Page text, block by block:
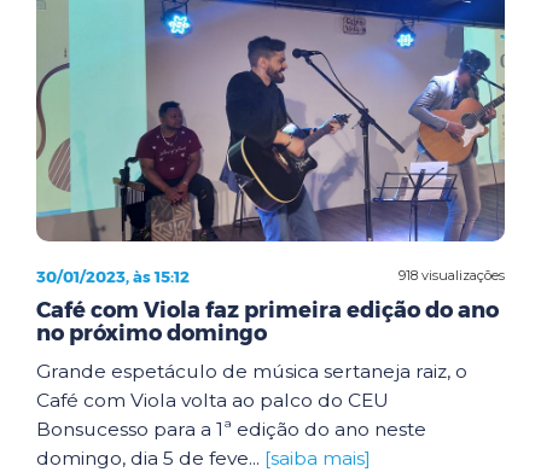
918 visualizações
30/01/2023, às 15:12
Café com Viola faz primeira edição do ano
no próximo domingo
Grande espetáculo de música sertaneja raiz, o
Café com Viola volta ao palco do CEU
Bonsucesso para a 1ª edição do ano neste
domingo, dia 5 de feve... [saiba mais]